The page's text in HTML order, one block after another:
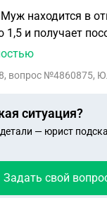
находится в
1,5 и получает
рабочий день .
, вопрос №4860875,
ситуация?
— юрист
Задать свой